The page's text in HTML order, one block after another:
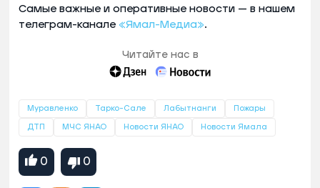
Самые важные и оперативные новости — в нашем
телеграм-канале «Ямал-Медиа».
Читайте нас в
Муравленко Тарко-Сале Лабытнанги Пожары
ДТП МЧС ЯНАО Новости ЯНАО Новости Ямала
0 0